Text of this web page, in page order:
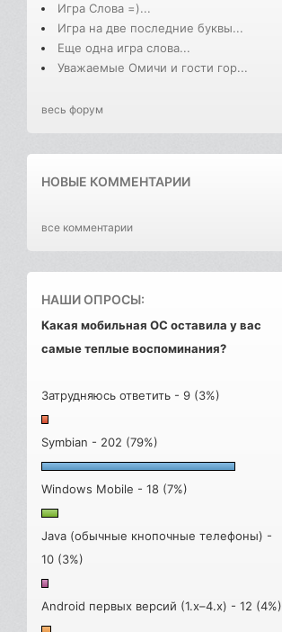
Игра Слова =)...
Игра на две последние буквы...
Еще одна игра слова...
Уважаемые Омичи и гости гор...
весь форум
НОВЫЕ КОММЕНТАРИИ
все комментарии
НАШИ ОПРОСЫ:
Какая мобильная ОС оставила у вас
самые теплые воспоминания?
Затрудняюсь ответить - 9 (3%)
Symbian - 202 (79%)
Windows Mobile - 18 (7%)
Java (обычные кнопочные телефоны) -
10 (3%)
Android первых версий (1.x–4.x) - 12 (4%)